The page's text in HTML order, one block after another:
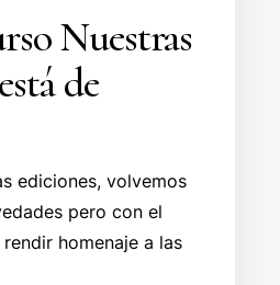
Nuestras
de
ediciones, volvemos
pero con el
homenaje a las